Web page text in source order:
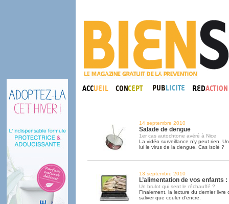
14 septembre 2010
Salade de dengue
1er cas autochtone avéré à Nice
La vidéo surveillance n’y peut rien.
lui le virus de la dengue. Cas isolé ?
13 septembre 2010
L’alimentation de vos enfants
Un brulot qui sent le réchauffé ?
Finalement, la lecture du dernier livre
saliver que couler d’encre.